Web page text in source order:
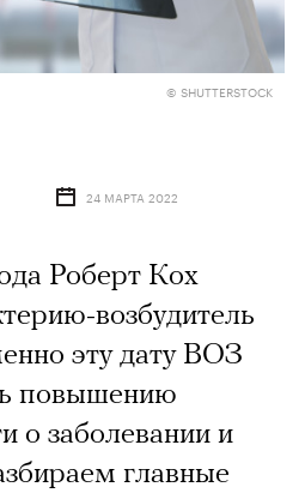
© SHUTTERSTOCK
24 МАРТА 2022
Роберт Кох
возбудитель
эту дату ВОЗ
повышению
о заболевании и
главные